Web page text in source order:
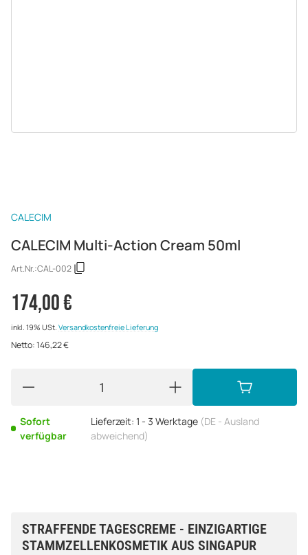
CALECIM
CALECIM Multi-Action Cream 50ml
Art.Nr.:CAL-002
174,00 €
inkl. 19% USt. Versandkostenfreie Lieferung
Netto:146,22€
Sofort
verfügbar
Lieferzeit: 1 - 3 Werktage (DE - Ausland
abweichend)
STRAFFENDE TAGESCREME - EINZIGARTIGE
STAMMZELLENKOSMETIK AUS SINGAPUR